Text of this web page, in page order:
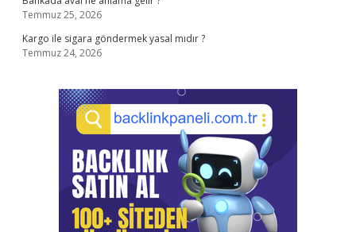
Temmuz 25, 2026
Kargo ile sigara göndermek yasal mıdır ?
Temmuz 24, 2026